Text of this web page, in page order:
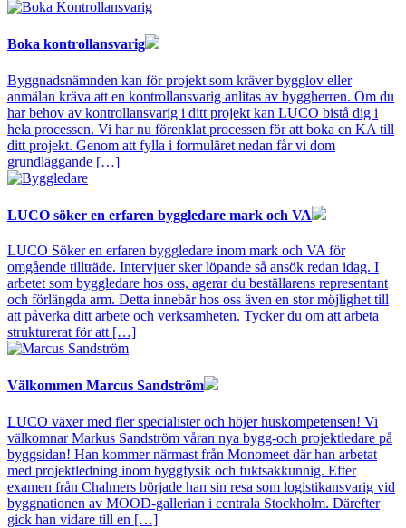
Boka kontrollansvarig
Byggnadsnämnden kan för projekt som kräver bygglov eller
anmälan kräva att en kontrollansvarig anlitas av byggherren. Om du
har behov av kontrollansvarig i ditt projekt kan LUCO bistå dig i
hela processen. Vi har nu förenklat processen för att boka en KA till
ditt projekt. Genom att fylla i formuläret nedan får vi dom
grundläggande […]
LUCO söker en erfaren byggledare mark och VA
LUCO Söker en erfaren byggledare inom mark och VA för
omgående tillträde. Intervjuer sker löpande så ansök redan idag. I
arbetet som byggledare hos oss, agerar du beställarens representant
och förlängda arm. Detta innebär hos oss även en stor möjlighet till
att påverka ditt arbete och verksamheten. Tycker du om att arbeta
strukturerat för att […]
Välkommen Marcus Sandström
LUCO växer med fler specialister och höjer huskompetensen! Vi
välkomnar Markus Sandström våran nya bygg-och projektledare på
byggsidan! Han kommer närmast från Monomeet där han arbetat
med projektledning inom byggfysik och fuktsakkunnig. Efter
examen från Chalmers började han sin resa som logistikansvarig vid
byggnationen av MOOD-gallerian i centrala Stockholm. Därefter
gick han vidare till en […]